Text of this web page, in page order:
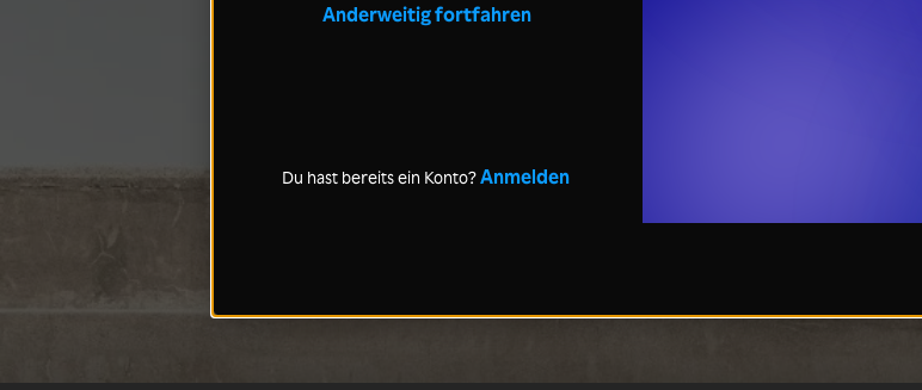
Anderweitig fortfahren
Du hast bereits ein Konto?Anmelden